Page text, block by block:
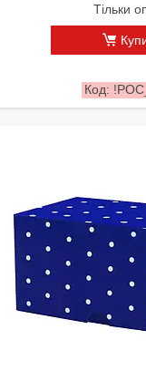
Тільки